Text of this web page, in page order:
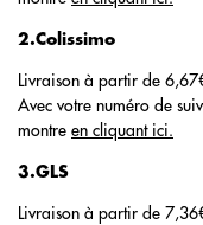
2.Colissimo
Livraison à partir de
Avec votre numéro de
montre en cliquant ici.
3.GLS
Livraison à partir de